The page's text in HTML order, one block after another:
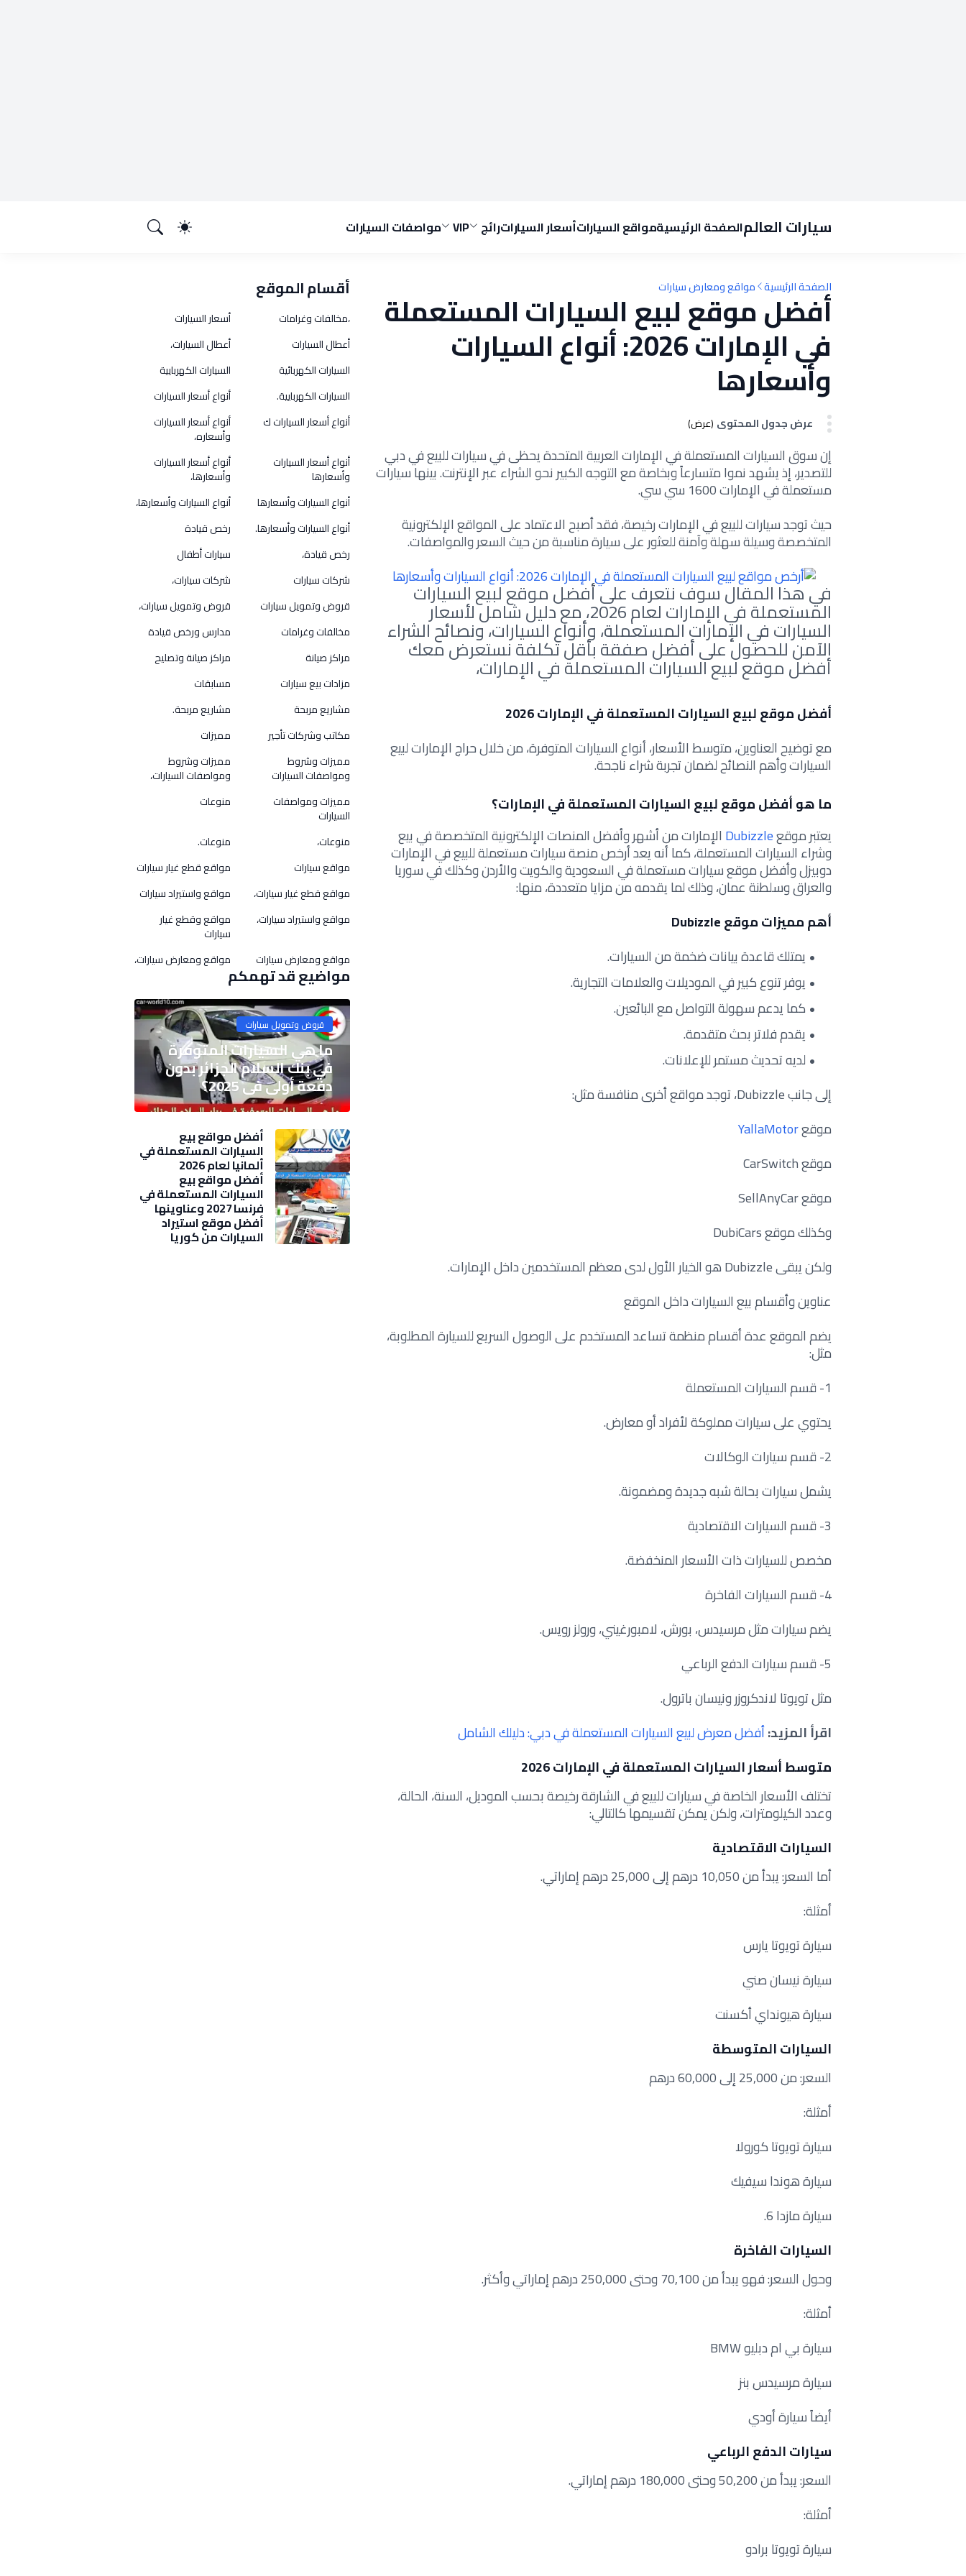
سيارات العالمالصفحة الرئيسيةمواقع السياراتأسعار السياراترائج VIP مواصفات السيارات
الصفحة الرئيسية مواقع ومعارض سيارات
أفضل موقع لبيع السيارات المستعملة
في الإمارات 2026: أنواع السيارات
وأسعارها
عرض جدول المحتوى (عرض)
إن سوق السيارات المستعملة في الإمارات العربية المتحدة يحظى في سيارات للبيع في دبي
للتصدير، إذ يشهد نموا متسارعاً وبخاصة مع التوجه الكبير نحو الشراء عبر الإنترنت. بينها سيارات
مستعملة في الإمارات 1600 سي سي.
حيث توجد سيارات للبيع في الإمارات رخيصة، فقد أصبح الاعتماد على المواقع الإلكترونية
المتخصصة وسيلة سهلة وآمنة للعثور على سيارة مناسبة من حيث السعر والمواصفات.
في هذا المقال سوف نتعرف على أفضل موقع لبيع السيارات
المستعملة في الإمارات لعام 2026، مع دليل شامل لأسعار
السيارات في الإمارات المستعملة، وأنواع السيارات، ونصائح الشراء
الآمن للحصول على أفضل صفقة بأقل تكلفة نستعرض معك
أفضل موقع لبيع السيارات المستعملة في الإمارات،
أفضل موقع لبيع السيارات المستعملة في الإمارات 2026
مع توضيح العناوين، متوسط الأسعار، أنواع السيارات المتوفرة، من خلال حراج الإمارات لبيع
السيارات وأهم النصائح لضمان تجربة شراء ناجحة.
ما هو أفضل موقع لبيع السيارات المستعملة في الإمارات؟
يعتبر موقعDubizzle الإمارات من أشهر وأفضل المنصات الإلكترونية المتخصصة في بيع
وشراء السيارات المستعملة، كما أنه يعد أرخص منصة سيارات مستعملة للبيع في الإمارات
دوبيزل وأفضل موقع سيارات مستعملة في السعودية والكويت والأردن وكذلك في سوريا
والعراق وسلطنة عمان، وذلك لما يقدمه من مزايا متعددة، منها:
أهم مميزات موقع Dubizzle
يمتلك قاعدة بيانات ضخمة من السيارات.
يوفر تنوع كبير في الموديلات والعلامات التجارية.
كما يدعم سهولة التواصل مع البائعين.
يقدم فلاتر بحث متقدمة.
لديه تحديث مستمر للإعلانات.
إلى جانب Dubizzle، توجد مواقع أخرى منافسة مثل:
موقعYallaMotor
موقع CarSwitch
موقع SellAnyCar
وكذلك موقع DubiCars
ولكن يبقى Dubizzle هو الخيار الأول لدى معظم المستخدمين داخل الإمارات.
عناوين وأقسام بيع السيارات داخل الموقع
يضم الموقع عدة أقسام منظمة تساعد المستخدم على الوصول السريع للسيارة المطلوبة،
مثل:
1- قسم السيارات المستعملة
يحتوي على سيارات مملوكة لأفراد أو معارض.
2- قسم سيارات الوكالات
يشمل سيارات بحالة شبه جديدة ومضمونة.
3- قسم السيارات الاقتصادية
مخصص للسيارات ذات الأسعار المنخفضة.
4- قسم السيارات الفاخرة
يضم سيارات مثل مرسيدس، بورش، لامبورغيني، ورولز رويس.
5- قسم سيارات الدفع الرباعي
مثل تويوتا لاندكروزر ونيسان باترول.
اقرأ المزيد:أفضل معرض لبيع السيارات المستعملة في دبي: دليلك الشامل
متوسط أسعار السيارات المستعملة في الإمارات 2026
تختلف الأسعار الخاصة في سيارات للبيع في الشارقة رخيصة بحسب الموديل، السنة، الحالة،
وعدد الكيلومترات، ولكن يمكن تقسيمها كالتالي:
السيارات الاقتصادية
أما السعر: يبدأ من 10,050 درهم إلى 25,000 درهم إماراتي.
أمثلة:
سيارة تويوتا يارس
سيارة نيسان صني
سيارة هيونداي أكسنت
السيارات المتوسطة
السعر: من 25,000 إلى 60,000 درهم
أمثلة:
سيارة تويوتا كورولا
سيارة هوندا سيفيك
سيارة مازدا 6.
السيارات الفاخرة
وحول السعر: فهو يبدأ من 70,100 وحتى 250,000 درهم إماراتي وأكثر.
أمثلة:
سيارة بي ام دبليو BMW
سيارة مرسيدس بنز
أيضاً سيارة أودي
سيارات الدفع الرباعي
السعر: يبدأ من 50,200 وحتى 180,000 درهم إماراتي.
أمثلة:
سيارة تويوتا برادو
أقسام الموقع
،مخالفات وغرامات
أسعار السيارات
أعطال السيارات
أعطال السيارات،
السيارات الكهربائية
السيارات الكهربايية
السيارات الكهربايية.
أنواع أسعار السيارات
أنواع أسعار السيارات ك
أنواع أسعار السيارات
وأسعاره،
أنواع أسعار السيارات
وأسعارها
أنواع أسعار السيارات
وأسعارها،
أنواع السيارات وأسعارها
أنواع السيارات وأسعارها،
أنواع السيارات وأسعارها.
رخص قيادة
رخص قيادة،
سيارات أطفال
شركات سيارات
شركات سيارات،
قروض وتمويل سيارات
قروض وتمويل سيارات،
مخالفات وغرامات
مدارس ورخص قيادة
مراكز صيانة
مراكز صيانة وتصليح
مزادات بيع سيارات
مسابقات
مشاريع مربحة
مشاريع مربحة.
مكاتب وشركات تأجير
مميزات
مميزات وشروط
ومواصفات السيارات
مميزات وشروط
ومواصفات السيارات،
مميزات ومواصفات
السيارات
منوعات
منوعات،
منوعات.
مواقع سيارات
مواقع قطع غيار سيارات
مواقع قطع غيار سيارات،
مواقع واستيراد سيارات
مواقع واستيراد سيارات،
مواقع وقطع غيار
سيارات
مواقع ومعارض سيارات
مواقع ومعارض سيارات،
مواضيع قد تهمكم
قروض وتمويل سيارات
ما هي السيارات المتوفرة
في بنك السلام الجزائر بدون
دفعة أولى في 2025؟
أفضل مواقع بيع
السيارات المستعملة في
ألمانيا لعام 2026
أفضل مواقع بيع
السيارات المستعملة في
فرنسا 2027 وعناوينها
وأسعار
أفضل موقع استيراد
السيارات من كوريا